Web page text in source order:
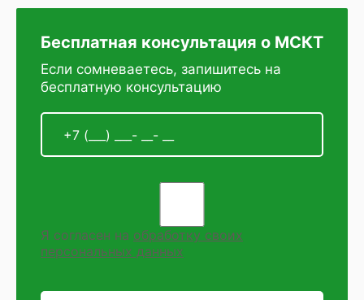
Бесплатная консультация о МСКТ
Если сомневаетесь, запишитесь на
бесплатную консультацию
Я согласен на обработку своих
персональных данных